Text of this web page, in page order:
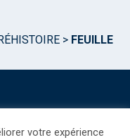
> FEUILLE
votre expérience